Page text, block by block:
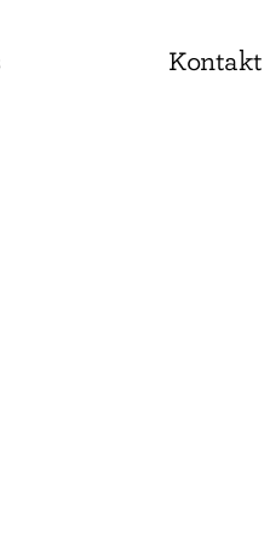
Kontakt